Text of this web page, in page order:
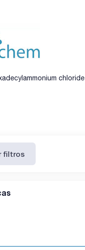
chloride
filtros